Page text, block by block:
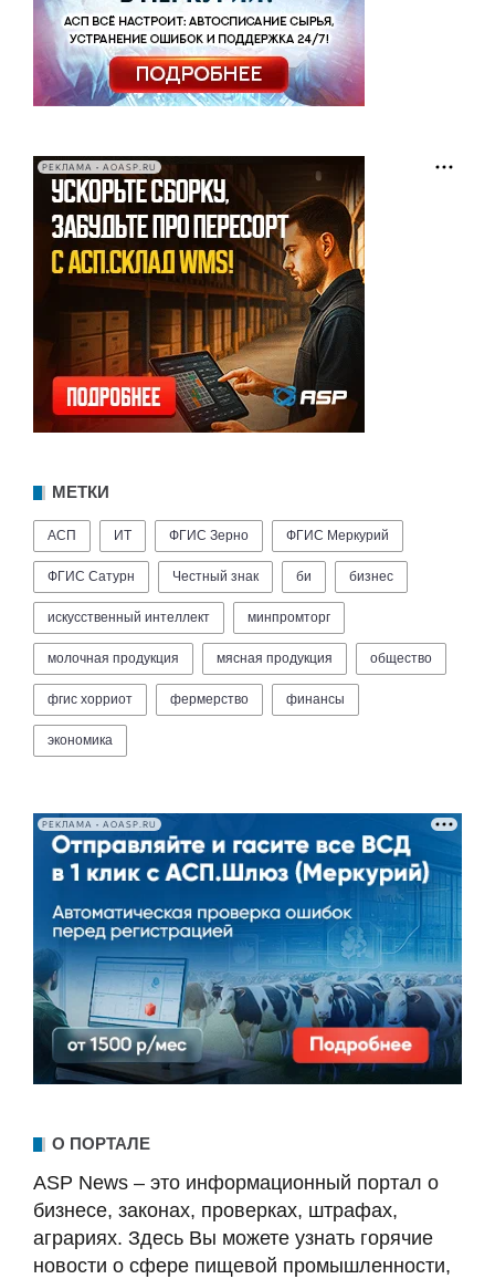
РЕКЛАМА • AOASP.RU
МЕТКИ
АСП ИТ ФГИС Зерно ФГИС Меркурий
ФГИС Сатурн Честный знак би бизнес
искусственный интеллект минпромторг
молочная продукция мясная продукция общество
фгис хорриот фермерство финансы
экономика
РЕКЛАМА • AOASP.RU
О ПОРТАЛЕ
ASP News – это информационный портал о
бизнесе, законах, проверках, штрафах,
аграриях. Здесь Вы можете узнать горячие
новости о сфере пищевой промышленности,